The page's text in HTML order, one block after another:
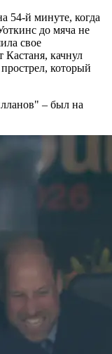
54-й минуте, когда
до мяча не
свое
Кастаня, качнул
который
– был на